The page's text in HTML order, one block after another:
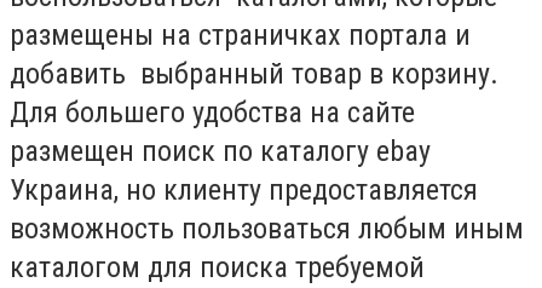
размещены на страничках портала и
добавить выбранный товар в корзину.
Для большего удобства на сайте
размещен поиск по каталогу ebay
Украина, но клиенту предоставляется
возможность пользоваться любым иным
каталогом для поиска требуемой